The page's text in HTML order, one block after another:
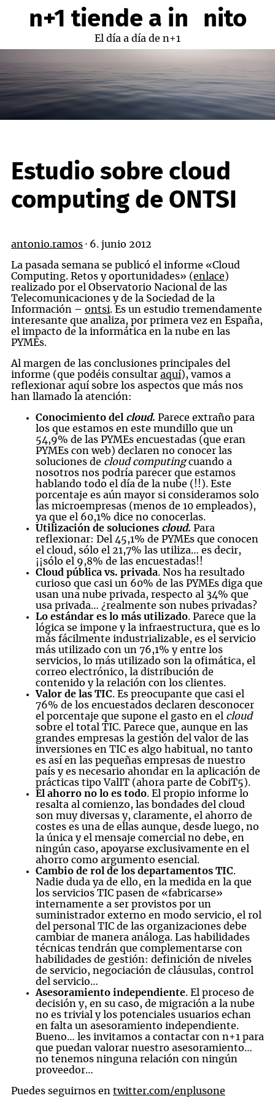
contenidon+1 tiende a infinito
El día a día de n+1
Estudio sobre cloud
computing de ONTSI
antonio.ramos · 6. junio 2012
La pasada semana se publicó el informe «Cloud
Computing. Retos y oportunidades» (enlace)
realizado por el Observatorio Nacional de las
Telecomunicaciones y de la Sociedad de la
Información – ontsi. Es un estudio tremendamente
interesante que analiza, por primera vez en España,
el impacto de la informática en la nube en las
PYMEs.
Al margen de las conclusiones principales del
informe (que podéis consultar aquí), vamos a
reflexionar aquí sobre los aspectos que más nos
han llamado la atención:
Conocimiento del cloud. Parece extraño para
los que estamos en este mundillo que un
54,9% de las PYMEs encuestadas (que eran
PYMEs con web) declaren no conocer las
soluciones de cloud computingcuando a
nosotros nos podría parecer que estamos
hablando todo el día de la nube (!!). Este
porcentaje es aún mayor si consideramos solo
las microempresas (menos de 10 empleados),
ya que el 60,1% dice no conocerlas.
Utilización de soluciones cloud. Para
reflexionar: Del 45,1% de PYMEs que conocen
el cloud, sólo el 21,7% las utiliza… es decir,
¡¡sólo el 9,8% de las encuestadas!!
Cloud pública vs. privada. Nos ha resultado
curioso que casi un 60% de las PYMEs diga que
usan una nube privada, respecto al 34% que
usa privada… ¿realmente son nubes privadas?
Lo estándar es lo más utilizado. Parece que la
lógica se impone y la infraestructura, que es lo
más fácilmente industrializable, es el servicio
más utilizado con un 76,1% y entre los
servicios, lo más utilizado son la ofimática, el
correo electrónico, la distribución de
contenido y la relación con los clientes.
Valor de las TIC. Es preocupante que casi el
76% de los encuestados declaren desconocer
el porcentaje que supone el gasto en el cloud
sobre el total TIC. Parece que, aunque en las
grandes empresas la gestión del valor de las
inversiones en TIC es algo habitual, no tanto
es así en las pequeñas empresas de nuestro
país y es necesario ahondar en la aplicación de
prácticas tipo ValIT (ahora parte de CobiT5).
El ahorro no lo es todo. El propio informe lo
resalta al comienzo, las bondades del cloud
son muy diversas y, claramente, el ahorro de
costes es una de ellas aunque, desde luego, no
la única y el mensaje comercial no debe, en
ningún caso, apoyarse exclusivamente en el
ahorro como argumento esencial.
Cambio de rol de los departamentos TIC.
Nadie duda ya de ello, en la medida en la que
los servicios TIC pasen de «fabricarse»
internamente a ser provistos por un
suministrador externo en modo servicio, el rol
del personal TIC de las organizaciones debe
cambiar de manera análoga. Las habilidades
técnicas tendrán que complementarse con
habilidades de gestión: definición de niveles
de servicio, negociación de cláusulas, control
del servicio…
Asesoramiento independiente. El proceso de
decisión y, en su caso, de migración a la nube
no es trivial y los potenciales usuarios echan
en falta un asesoramiento independiente.
Bueno… les invitamos a contactar con n+1 para
que puedan valorar nuestro asesoramiento…
no tenemos ninguna relación con ningún
proveedor…
Puedes seguirnos en twitter.com/enplusone